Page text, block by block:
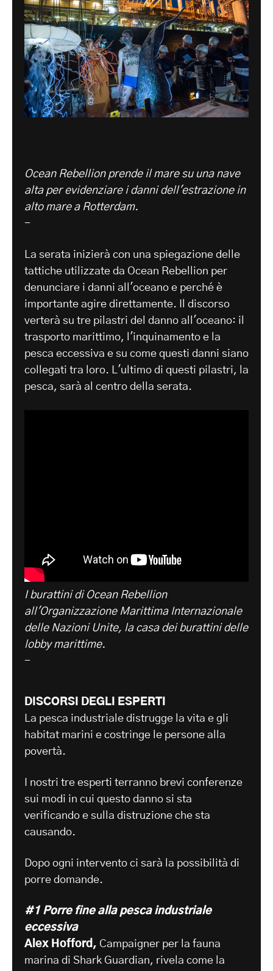
Ocean Rebellion prende il mare su una nave
alta per evidenziare i danni dell'estrazione in
alto mare a Rotterdam.
-
La serata inizierà con una spiegazione delle
tattiche utilizzate da Ocean Rebellion per
denunciare i danni all'oceano e perché è
importante agire direttamente. Il discorso
verterà su tre pilastri del danno all'oceano: il
trasporto marittimo, l'inquinamento e la
pesca eccessiva e su come questi danni siano
collegati tra loro. L'ultimo di questi pilastri, la
pesca, sarà al centro della serata.
I burattini di Ocean Rebellion
all'Organizzazione Marittima Internazionale
delle Nazioni Unite, la casa dei burattini delle
lobby marittime.
-
DISCORSI DEGLI ESPERTI
La pesca industriale distrugge la vita e gli
habitat marini e costringe le persone alla
povertà.
I nostri tre esperti terranno brevi conferenze
sui modi in cui questo danno si sta
verificando e sulla distruzione che sta
causando.
Dopo ogni intervento ci sarà la possibilità di
porre domande.
#1 Porre fine alla pesca industriale
eccessiva
Alex Hofford, Campaigner per la fauna
marina di Shark Guardian, rivela come la